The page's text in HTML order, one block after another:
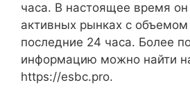
часа. В настоящее время он
активных рынках с
последние 24 часа. Более
информацию можно найти
https://esbc.pro.